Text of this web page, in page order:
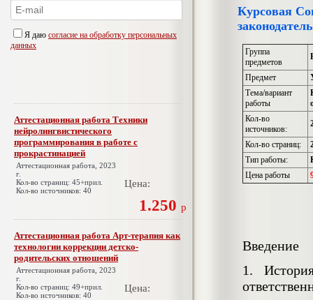
Я даю согласие на обработку персональных
данных
Аттестационная работа Техники
нейролингвистического
программирования в работе с
прокрастинацией
Аттестационная работа, 2023
г.
Кол-во страниц: 45+прил.
Кол-во источников: 40
Цена:
1.250 р
Аттестационная работа Арт-терапия как
технологии коррекции детско-
родительских отношений
Аттестационная работа, 2023
г.
Кол-во страниц: 49+прил.
Кол-во источников: 40
Цена:
Курсовая
Группа
предметов
Предмет
Тема/вариант
работы
Кол-во
источников:
Кол-во страниц:
Тип работы:
Цена работы
Введение
1.